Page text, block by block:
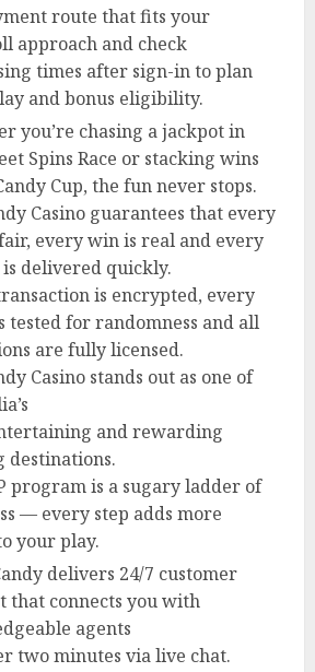
route that fits your
approach and check
times after sign-in to plan
and bonus eligibility.
you’re chasing a jackpot in
Spins Race or stacking wins
Cup, the fun never stops.
Casino guarantees that every
every win is real and every
delivered quickly.
is encrypted, every
tested for randomness and all
are fully licensed.
Casino stands out as one of
and rewarding
destinations.
program is a sugary ladder of
— every step adds more
your play.
delivers 24/7 customer
that connects you with
agents
two minutes via live chat.